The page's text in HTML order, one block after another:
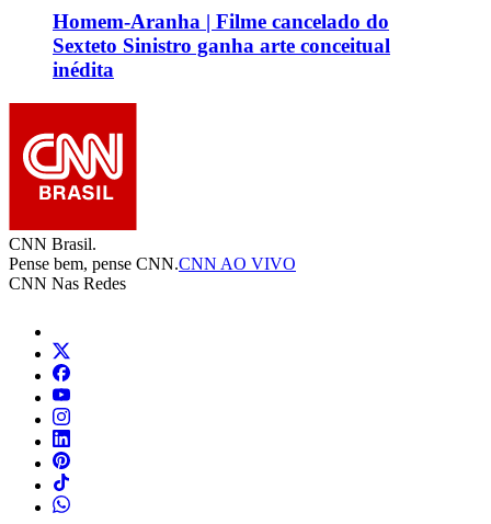
Homem-Aranha | Filme cancelado do
Sexteto Sinistro ganha arte conceitual
inédita
CNN Brasil.
Pense bem, pense CNN.CNN AO VIVO
CNN Nas Redes